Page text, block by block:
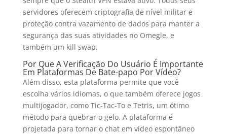
servidores oferecem criptografia de nível militar e
proteção contra vazamento de dados para manter a
segurança das suas atividades no Omegle, e
também um kill swap.
Por Que A Verificação Do Usuário É Importante
Em Plataformas De Bate-papo Por Vídeo?
Além disso, esta plataforma permite que você
escolha vários idiomas, o que também oferece jogos
multijogador, como Tic-Tac-To e Tetris, um ótimo
método para quebrar o gelo. A plataforma é
projetada para tornar o chat em vídeo espontâneo